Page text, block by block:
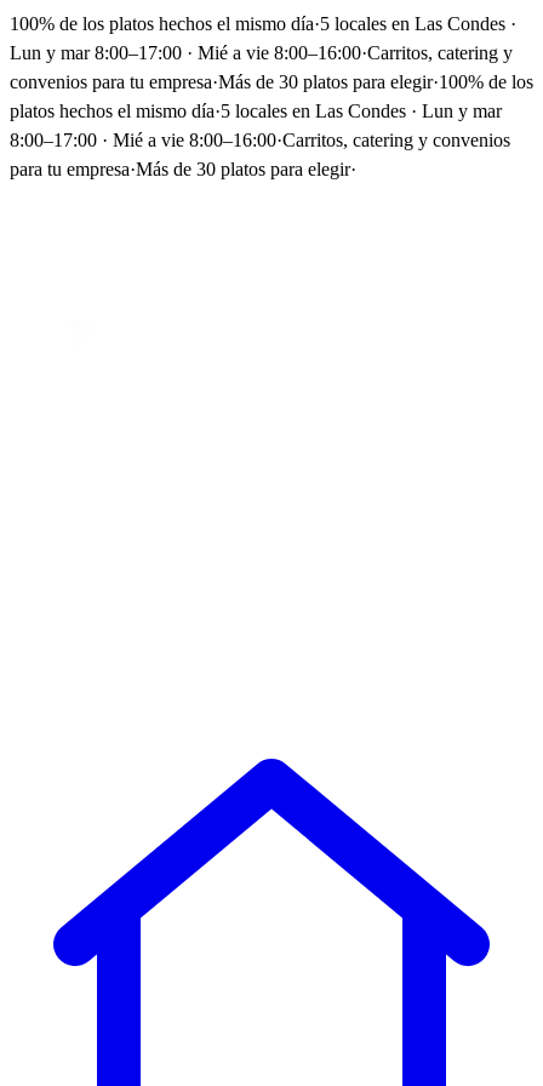
100% de los platos hechos el mismo día·5 locales en Las Condes ·
Lun y mar 8:00–17:00 · Mié a vie 8:00–16:00·Carritos, catering y
convenios para tu empresa·Más de 30 platos para elegir·100% de los
platos hechos el mismo día·5 locales en Las Condes · Lun y mar
8:00–17:00 · Mié a vie 8:00–16:00·Carritos, catering y convenios
para tu empresa·Más de 30 platos para elegir·